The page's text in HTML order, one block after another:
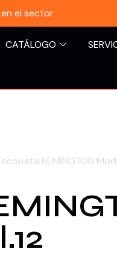
el sector
CATÁLOGO
REMINGTON